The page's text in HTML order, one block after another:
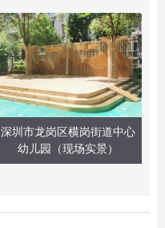
深圳市龙岗区横岗街道中心
幼儿园（现场实景）